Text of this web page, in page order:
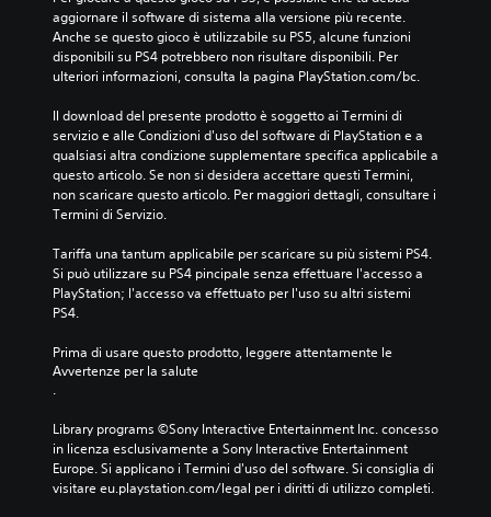
aggiornare il software di sistema alla versione più recente.
Anche se questo gioco è utilizzabile su PS5, alcune funzioni
disponibili su PS4 potrebbero non risultare disponibili. Per
ulteriori informazioni, consulta la pagina PlayStation.com/bc.
Il download del presente prodotto è soggetto ai Termini di
servizio e alle Condizioni d'uso del software di PlayStation e a
qualsiasi altra condizione supplementare specifica applicabile a
questo articolo. Se non si desidera accettare questi Termini,
non scaricare questo articolo. Per maggiori dettagli, consultare i
Termini di Servizio.
Tariffa una tantum applicabile per scaricare su più sistemi PS4.
Si può utilizzare su PS4 pincipale senza effettuare l'accesso a
PlayStation; l'accesso va effettuato per l'uso su altri sistemi
PS4.
Prima di usare questo prodotto, leggere attentamente le
Avvertenze per la salute
.
Library programs ©Sony Interactive Entertainment Inc. concesso
in licenza esclusivamente a Sony Interactive Entertainment
Europe. Si applicano i Termini d'uso del software. Si consiglia di
visitare eu.playstation.com/legal per i diritti di utilizzo completi.